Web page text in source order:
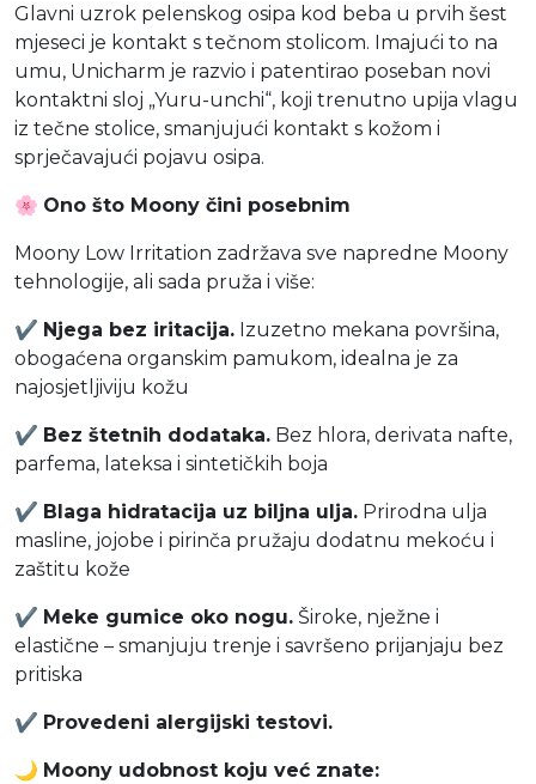
Glavni uzrok pelenskog osipa kod beba u prvih šest
mjeseci je kontakt s tečnom stolicom. Imajući to na
umu, Unicharm je razvio i patentirao poseban novi
kontaktni sloj „Yuru-unchi“, koji trenutno upija vlagu
iz tečne stolice, smanjujući kontakt s kožom i
sprječavajući pojavu osipa.
🌸 Ono što Moony čini posebnim
Moony Low Irritation zadržava sve napredne Moony
tehnologije, ali sada pruža i više:
✔ Njega bez iritacija. Izuzetno mekana površina,
obogaćena organskim pamukom, idealna je za
najosjetljiviju kožu
✔ Bez štetnih dodataka. Bez hlora, derivata nafte,
parfema, lateksa i sintetičkih boja
✔ Blaga hidratacija uz biljna ulja. Prirodna ulja
masline, jojobe i pirinča pružaju dodatnu mekoću i
zaštitu kože
✔ Meke gumice oko nogu. Široke, nježne i
elastične – smanjuju trenje i savršeno prijanjaju bez
pritiska
✔ Provedeni alergijski testovi.
🌙 Moony udobnost koju već znate: